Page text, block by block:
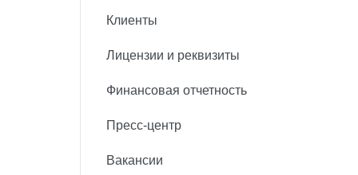
Клиенты
Лицензии и реквизиты
Финансовая отчетность
Пресс-центр
Вакансии